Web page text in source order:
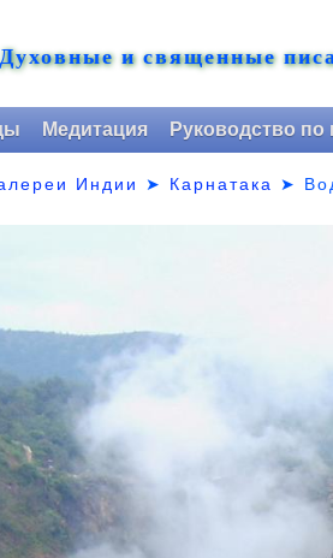
Духовные и священные
Медитация Руководство по
Индии ➤ Карнатака ➤